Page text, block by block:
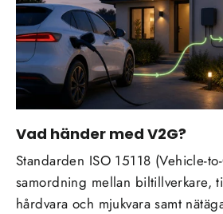
Vad händer med V2G?
Standarden ISO 15118 (Vehicle-
samordning mellan biltillverkare,
hårdvara och mjukvara samt